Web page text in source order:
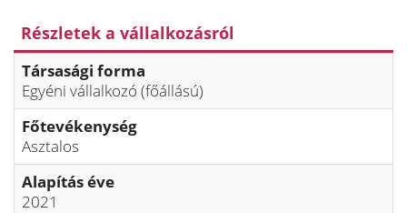
Részletek a vállalkozásról
Társasági forma
Egyéni vállalkozó (főállású)
Főtevékenység
Asztalos
Alapítás éve
2021